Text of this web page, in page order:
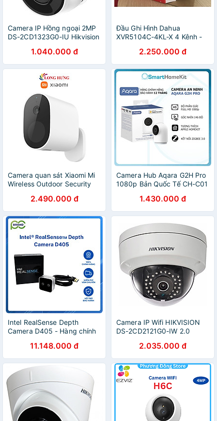
Camera IP Hồng ngoại 2MP
DS-2CD1323G0-IU Hikvision
1.040.000 đ
Đầu Ghi Hình Dahua
XVR5104C-4KL-X 4 Kênh -
2.250.000 đ
Camera quan sát Xiaomi Mi
Wireless Outdoor Security
BHR4435GL
MWC13/BHR4433GL
MWC14 - Hàng chính hãng
2.490.000 đ
Camera Hub Aqara G2H Pro
1080p Bản Quốc Tế CH-C01
nhìn ban đêm, Âm thanh hai
chiều - Hàng Chính Hãng
1.430.000 đ
Intel RealSense Depth
Camera D405 - Hàng chính
11.148.000 đ
Camera IP Wifi HIKVISION
DS-2CD2121G0-IW 2.0
2.035.000 đ